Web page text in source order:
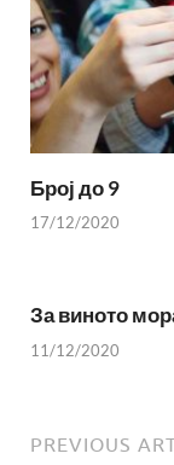
Број до 9
17/12/2020
За виното
11/12/2020
PREVIOUS